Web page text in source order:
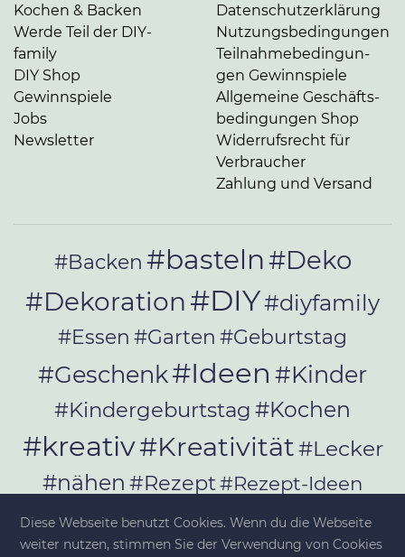
Kochen & Backen
Werde Teil der DIY-
family
DIY Shop
Gewinnspiele
Jobs
Newsletter
Da­ten­schutz­er­klä­rung
Nut­zungs­be­din­gun­gen
Teil­nah­me­be­din­gun­
gen Gewinnspiele
Allgemeine Ge­schäfts­
be­din­gun­gen Shop
Widerrufsrecht für
Verbraucher
Zahlung und Versand
#Backen #basteln#Deko
#Dekoration #DIY#diyfamily
#Essen #Garten #Geburtstag
#Geschenk#Ideen #Kinder
#Kindergeburtstag #Kochen
#kreativ#Kreativität#Lecker
#nähen #Rezept#Rezept-Ideen
#Rezepte#selber_bauen
#selber_machen
Diese Webseite benutzt Cookies. Wenn du die Webseite
weiter nutzen, stimmen Sie der Verwendung von Cookies